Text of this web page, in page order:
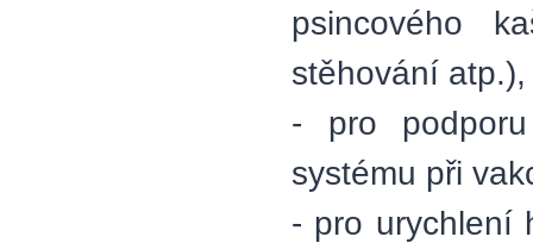
psincového
stěhování atp.),
- pro
systému při
- pro urychlení